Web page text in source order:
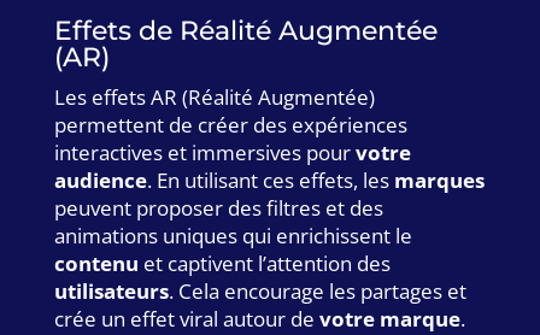
Effets de Réalité Augmentée
(AR)
Les effets AR (Réalité Augmentée)
permettent de créer des expériences
interactives et immersives pourvotre
audience. En utilisant ces effets, les marques
peuvent proposer des filtres et des
animations uniques qui enrichissent le
contenu et captivent l’attention des
utilisateurs. Cela encourage les partages et
crée un effet viral autour de votre marque.